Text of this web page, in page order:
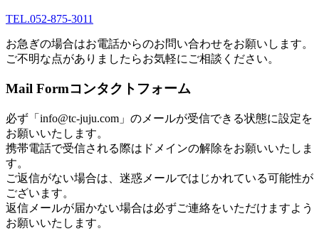
TEL.052-875-3011
お急ぎの場合はお電話からのお問い合わせをお願いします。
ご不明な点がありましたらお気軽にご相談ください。
Mail Formコンタクトフォーム
必ず「info@tc-juju.com」のメールが受信できる状態に設定を
お願いいたします。
携帯電話で受信される際はドメインの解除をお願いいたしま
す。
ご返信がない場合は、迷惑メールではじかれている可能性が
ございます。
返信メールが届かない場合は必ずご連絡をいただけますよう
お願いいたします。